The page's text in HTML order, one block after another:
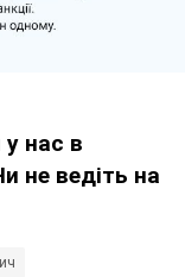
у нас в
не ведіть на